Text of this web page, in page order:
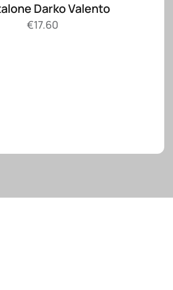
Darko Valento
€17.60